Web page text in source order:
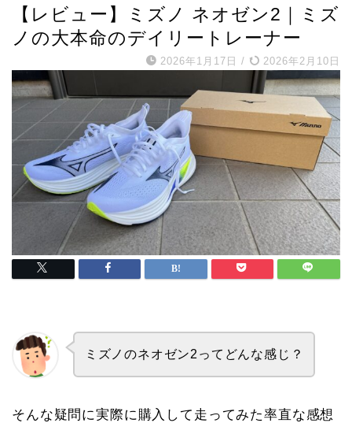
【レビュー】ミズノ ネオゼン2｜ミズ
ノの大本命のデイリートレーナー
2026年1月17日 / 2026年2月10日
ミズノのネオゼン2ってどんな感じ？
そんな疑問に実際に購入して走ってみた率直な感想